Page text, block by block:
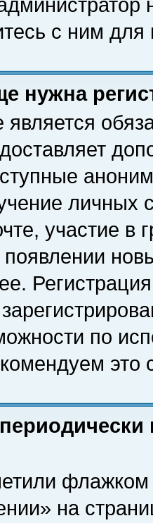
с ним для
нужна
является
личных
участие в
по
это
флажком
на